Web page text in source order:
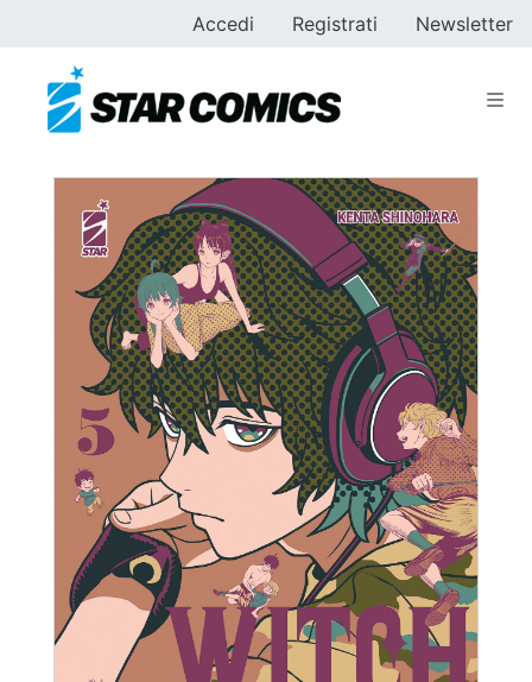
Accedi Registrati Newsletter